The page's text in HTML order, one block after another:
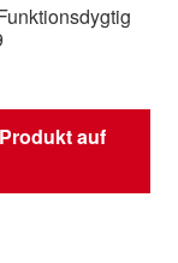
auf